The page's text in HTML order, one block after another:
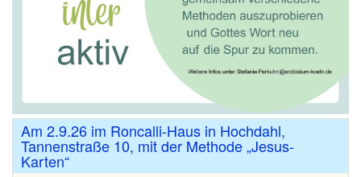
Senioren
Ansprechpartner
Am 2.9.26 im Roncalli-Haus in Hochdahl,
Tannenstraße 10, mit der Methode „Jesus-
Karten“